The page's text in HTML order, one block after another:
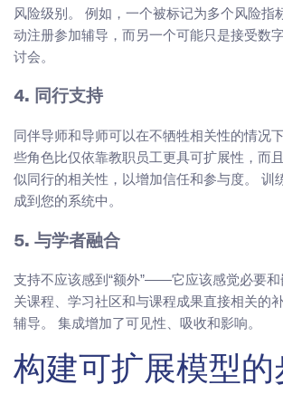
风险级别。 例如，一个被标记为多个风险指
动注册参加辅导，而另一个可能只是接受数
讨会。
4. 同行支持
同伴导师和导师可以在不牺牲相关性的情况
些角色比仅依靠教职员工更具可扩展性，而
似同行的相关性，以增加信任和参与度。 训
成到您的系统中。
5. 与学者融合
支持不应该感到“额外”——它应该感觉必要和
关课程、学习社区和与课程成果直接相关的
辅导。 集成增加了可见性、吸收和影响。
构建可扩展模型的